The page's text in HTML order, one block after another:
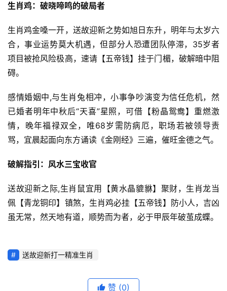
生肖鸡：破晓啼鸣的破局者
生肖鸡金嗓一开，送故迎新之势如旭日东升，明年与太岁六
合，事业运势莫大机遇，但部分人恐遭团队停滞，35岁者
项目被抢风险极高，速请【五帝钱】挂于门楣，破解暗中阻
碍。
感情婚姻中,与生肖兔相冲，小事争吵演变为信任危机，然
已婚者明年中秋后“天喜”星照，可借【粉晶鸳鸯】重燃激
情，晚年福禄双全，唯68岁需防病厄，职场若被领导责
骂，宜晨起面向东方诵读《金刚经》三遍，催旺金德之气。
破解指引：风水三宝收官
送故迎新之际,生肖鼠宜用【黄水晶貔貅】聚财，生肖龙当
佩【青龙铜印】镇煞，生肖鸡必挂【五帝钱】防小人，吉凶
虽无常，然天地有道，顺势而为者，必于甲辰年破茧成蝶。
送故迎新打一精准生肖
赞 (0)